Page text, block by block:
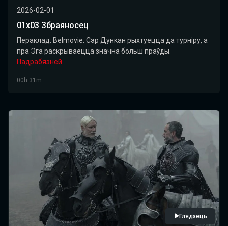
2026-02-01
01х03 Збраяносец
Пераклад: Belmovie. Сэр Дункан рыхтуецца да турніру, а
пра Эга раскрываецца значна больш праўды.
Падрабязней
00h 31m
Глядзець